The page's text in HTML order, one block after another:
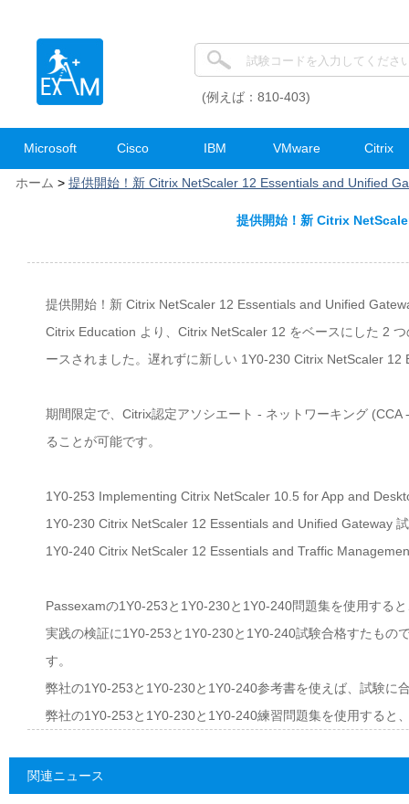
(例えば：810-403)
Microsoft Cisco IBM VMware Citrix
ホーム > 提供開始！新 Citrix NetScaler 12 Essentials and Unified
提供開始！新 Citrix
提供開始！新 Citrix NetScaler 12 Essentials and Unified
Citrix Education より、Citrix NetScaler 12 をベースにした 2
ースされました。遅れずに新しい 1Y0-230 Citrix NetScaler
期間限定で、Citrix認定アソシエート - ネットワーキング
ることが可能です。
1Y0-253 Implementing Citrix NetScaler 10.5 for App and
1Y0-230 Citrix NetScaler 12 Essentials and Unified Gateway
1Y0-240 Citrix NetScaler 12 Essentials and Traffic
Passexamの1Y0-253と1Y0-230と1Y0-240問題集を使用する
実践の検証に1Y0-253と1Y0-230と1Y0-240試験合格すたもの
す。
弊社の1Y0-253と1Y0-230と1Y0-240参考書を使えば、試験に
弊社の1Y0-253と1Y0-230と1Y0-240練習問題集を使用すると
関連ニュース